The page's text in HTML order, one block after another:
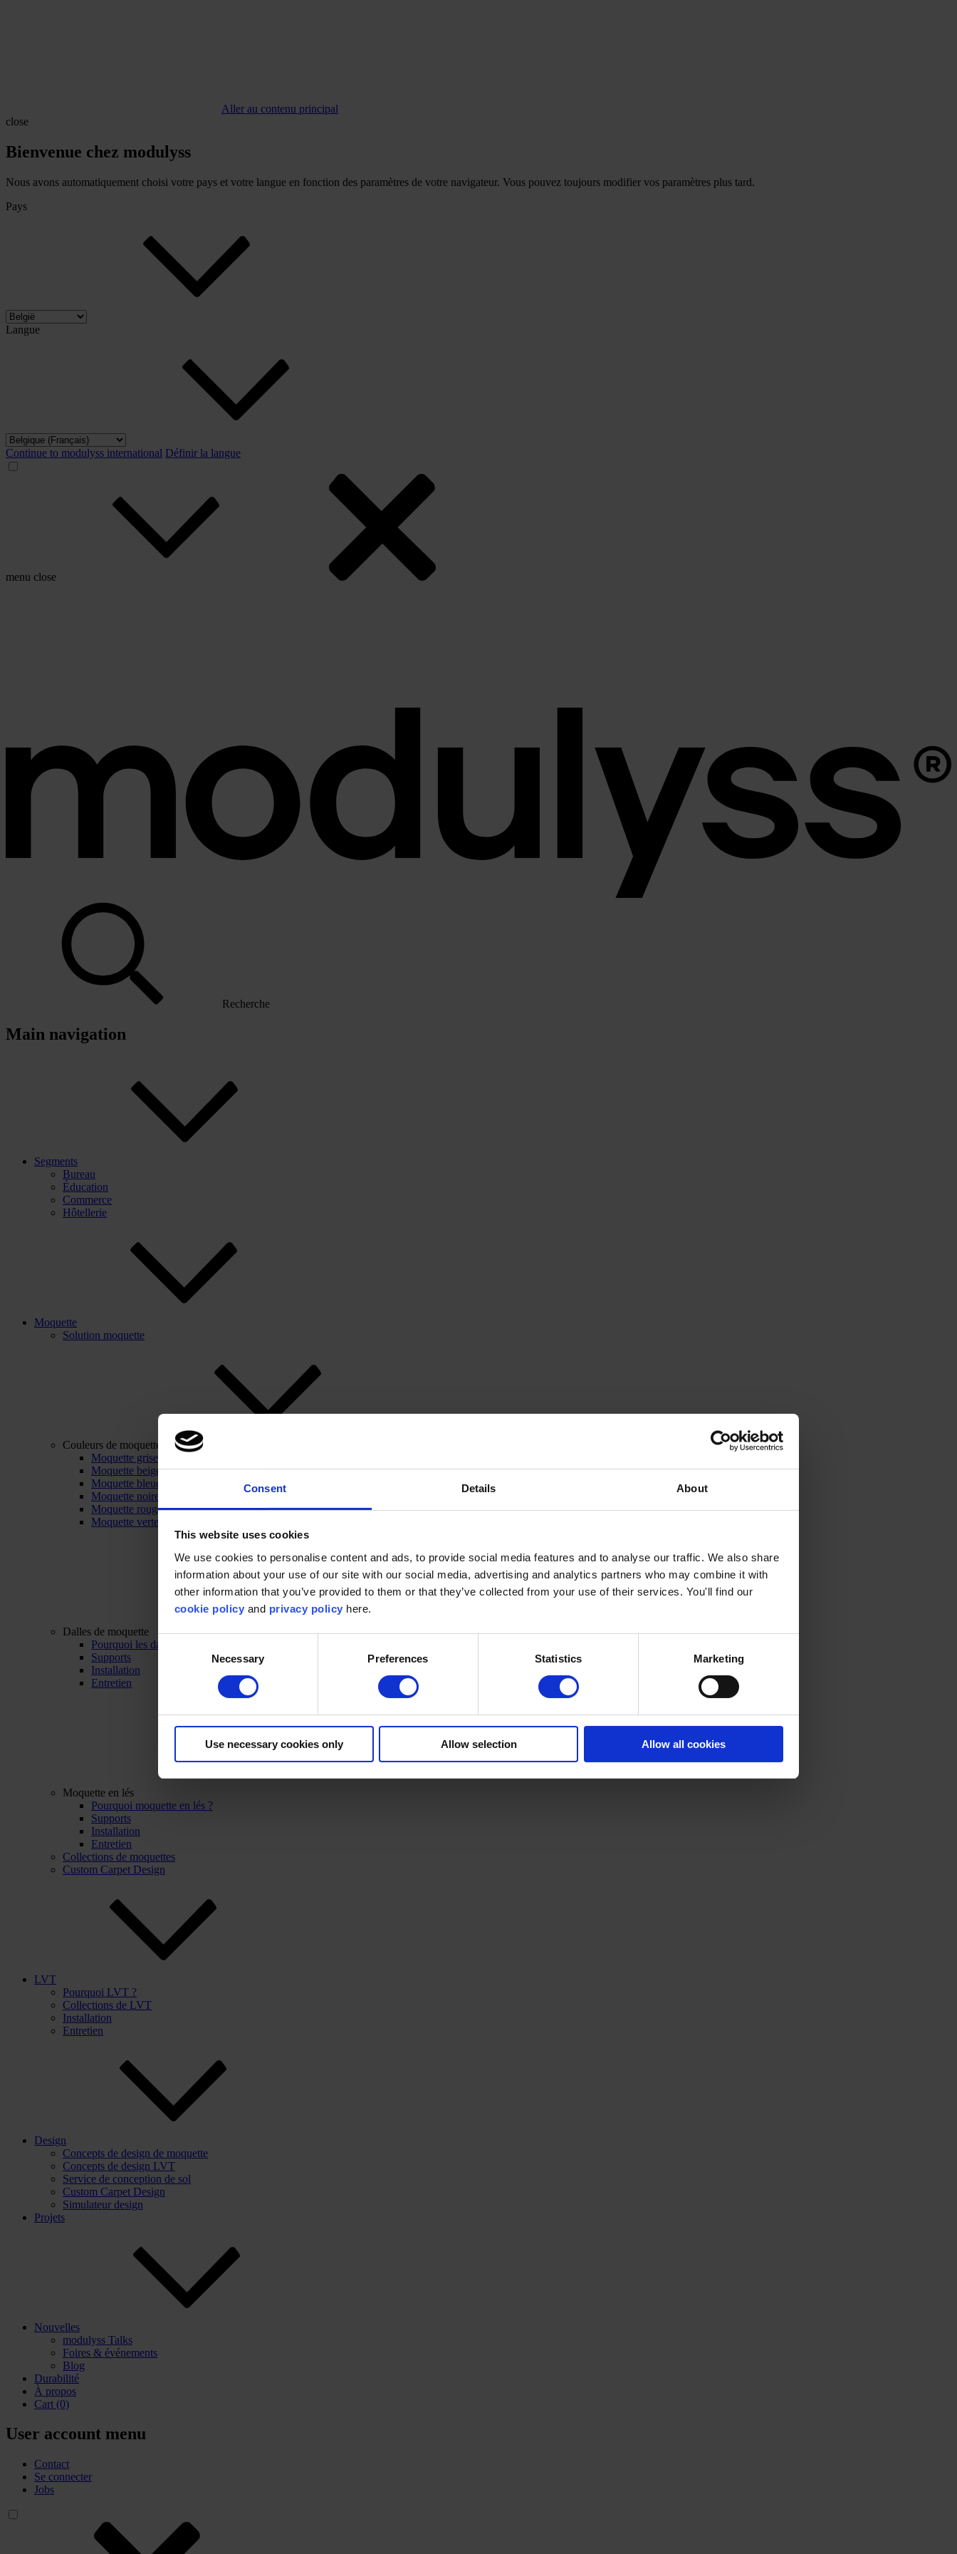
Consent Details About
This website uses cookies
We use cookies to personalise content and ads, to provide social media features and to analyse our traffic. We also share
information about your use of our site with our social media, advertising and analytics partners who may combine it with
other information that you’ve provided to them or that they’ve collected from your use of their services. You'll find our
cookie policy and privacy policy here.
Consent
Necessary Preferences Statistics Marketing
Use necessary cookies only Allow selection Allow all cookies
Aller au contenu principal
close
Bienvenue chez modulyss
Nous avons automatiquement choisi votre pays et votre langue en fonction des paramètres de votre navigateur. Vous pouvez toujours modifier vos paramètres plus tard.
Pays
Langue
Continue to modulyss international Définir la langue
menu close
Recherche
Main navigation
Segments
Bureau
Éducation
Commerce
Hôtellerie
Moquette
Solution moquette
Couleurs de moquette
Moquette grise
Moquette beige
Moquette bleue
Moquette noire
Moquette rouge
Moquette verte
Dalles de moquette
Pourquoi les dalles de moquette ?
Supports
Installation
Entretien
Moquette en lés
Pourquoi moquette en lés ?
Supports
Installation
Entretien
Collections de moquettes
Custom Carpet Design
LVT
Pourquoi LVT ?
Collections de LVT
Installation
Entretien
Design
Concepts de design de moquette
Concepts de design LVT
Service de conception de sol
Custom Carpet Design
Simulateur design
Projets
Nouvelles
modulyss Talks
Foires & événements
Blog
Durabilité
À propos
Cart (0)
User account menu
Contact
Se connecter
Jobs